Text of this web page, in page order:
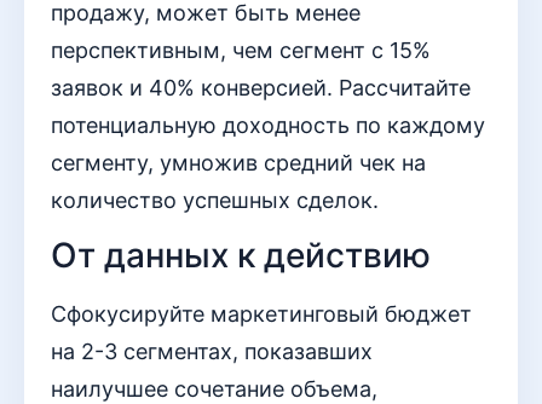
продажу, может быть менее
перспективным, чем сегмент с 15%
заявок и 40% конверсией. Рассчитайте
потенциальную доходность по каждому
сегменту, умножив средний чек на
количество успешных сделок.
От данных к действию
Сфокусируйте маркетинговый бюджет
на 2-3 сегментах, показавших
наилучшее сочетание объема,